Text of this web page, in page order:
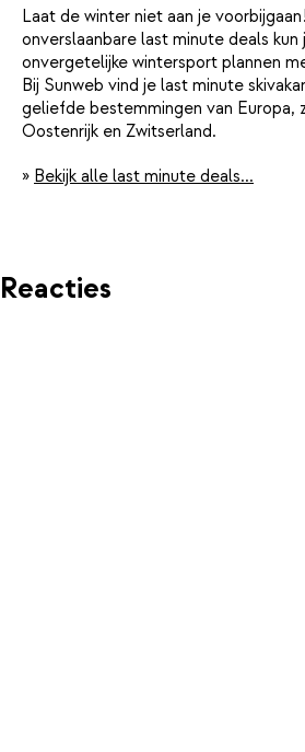
Laat de winter niet aan je
onverslaanbare last minute deals
onvergetelijke wintersport plannen
Bij Sunweb vind je last minute
geliefde bestemmingen van Europa,
Oostenrijk en Zwitserland.
» Bekijk alle last minute deals...
Reacties